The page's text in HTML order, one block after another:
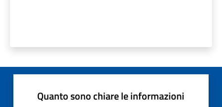
Quanto sono chiare le informazioni